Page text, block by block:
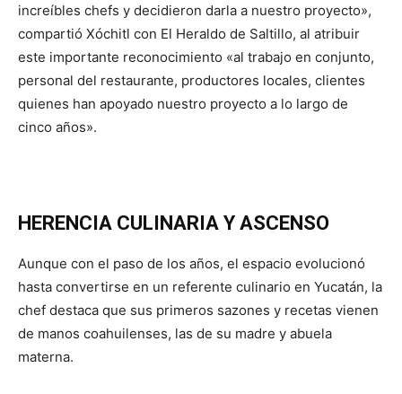
increíbles chefs y decidieron darla a nuestro proyecto»,
compartió Xóchitl con El Heraldo de Saltillo, al atribuir
este importante reconocimiento «al trabajo en conjunto,
personal del restaurante, productores locales, clientes
quienes han apoyado nuestro proyecto a lo largo de
cinco años».
HERENCIA CULINARIA Y ASCENSO
Aunque con el paso de los años, el espacio evolucionó
hasta convertirse en un referente culinario en Yucatán, la
chef destaca que sus primeros sazones y recetas vienen
de manos coahuilenses, las de su madre y abuela
materna.